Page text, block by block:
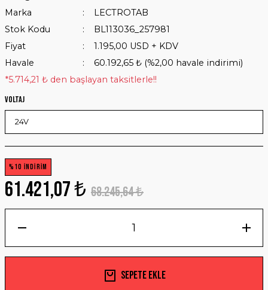
Marka
LECTROTAB
Stok Kodu
BL113036_257981
Fiyat
1.195,00 USD + KDV
Havale
60.192,65 ₺ (%2,00 havale indirimi)
*5.714,21 ₺ den başlayan taksitlerle!!
Voltaj
%10 İNDİRİM
61.421,07 ₺ 68.245,64 ₺
Sepete Ekle